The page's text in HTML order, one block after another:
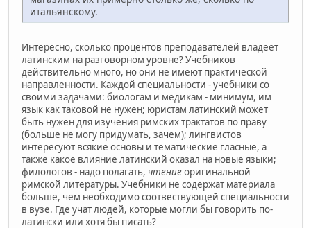
итальянскому.
Интересно, сколько процентов преподавателей владеет
латинским на разговорном уровне? Учебников
действительно много, но они не имеют практической
направленности. Каждой специальности - учебники со
своими задачами: биологам и медикам - минимум, им
язык как таковой не нужен; юристам латинский может
быть нужен для изучения римских трактатов по праву
(больше не могу придумать, зачем); лингвистов
интересуют всякие основы и тематические гласные, а
также какое влияние латинский оказал на новые языки;
филологов - надо полагать, чтениеоригинальной
римской литературы. Учебники не содержат материала
больше, чем необходимо соотвествующей специальности
в вузе. Где учат людей, которые могли бы говорить по-
латински или хотя бы писать?